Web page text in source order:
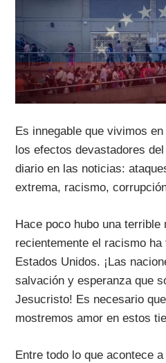
Es innegable que vivimos
los efectos devastadores
diario en las noticias:
extrema, racismo,
Hace poco hubo una
recientemente el racismo
Estados Unidos. ¡Las
salvación y esperanza que
Jesucristo! Es necesario
mostremos amor en estos
Entre todo lo que acontece